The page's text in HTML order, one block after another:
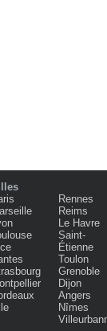
Rennes
Reims
Le Havre
Saint-
Étienne
Toulon
Grenoble
Dijon
Angers
Nîmes